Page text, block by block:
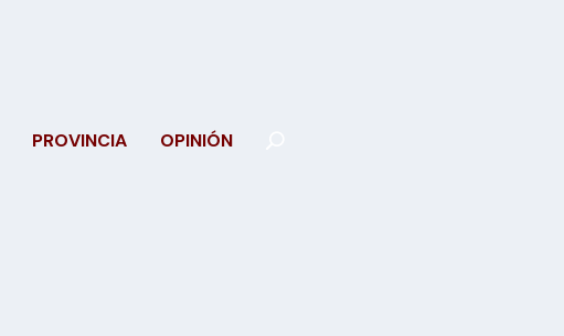
PROVINCIA OPINIÓN